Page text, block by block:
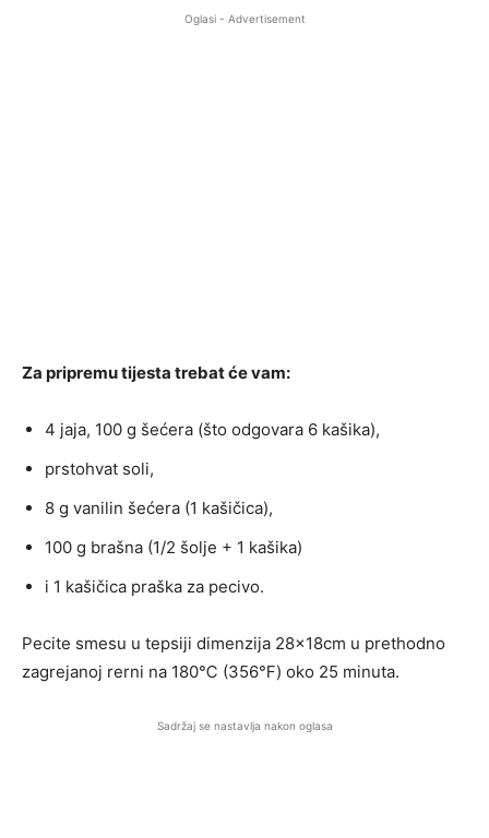
Oglasi - Advertisement
Za pripremu tijesta trebat će vam:
4 jaja, 100 g šećera (što odgovara 6 kašika),
prstohvat soli,
8 g vanilin šećera (1 kašičica),
100 g brašna (1/2 šolje + 1 kašika)
i 1 kašičica praška za pecivo.
Pecite smesu u tepsiji dimenzija 28x18cm u prethodno
zagrejanoj rerni na 180℃ (356℉) oko 25 minuta.
Sadržaj se nastavlja nakon oglasa